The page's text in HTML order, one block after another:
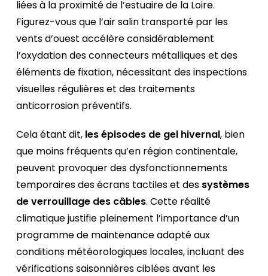
liées à la proximité de l’estuaire de la Loire.
Figurez-vous que l’air salin transporté par les
vents d’ouest accélère considérablement
l’oxydation des connecteurs métalliques et des
éléments de fixation, nécessitant des inspections
visuelles régulières et des traitements
anticorrosion préventifs.
Cela étant dit, les épisodes de gel hivernal, bien
que moins fréquents qu’en région continentale,
peuvent provoquer des dysfonctionnements
temporaires des écrans tactiles et des systèmes
de verrouillage des câbles. Cette réalité
climatique justifie pleinement l’importance d’un
programme de maintenance adapté aux
conditions météorologiques locales, incluant des
vérifications saisonnières ciblées avant les